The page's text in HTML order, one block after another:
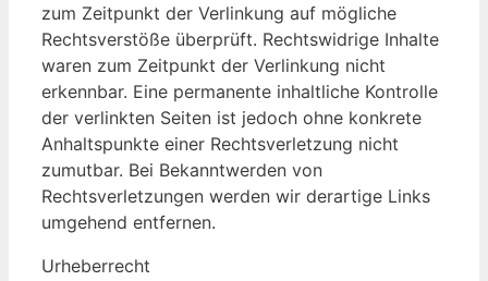
zum Zeitpunkt der Verlinkung auf mögliche
Rechtsverstöße überprüft. Rechtswidrige Inhalte
waren zum Zeitpunkt der Verlinkung nicht
erkennbar. Eine permanente inhaltliche Kontrolle
der verlinkten Seiten ist jedoch ohne konkrete
Anhaltspunkte einer Rechtsverletzung nicht
zumutbar. Bei Bekanntwerden von
Rechtsverletzungen werden wir derartige Links
umgehend entfernen.
Urheberrecht